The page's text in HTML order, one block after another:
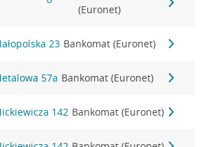
(Euronet)
23 Bankomat (Euronet)
57a Bankomat (Euronet)
142 Bankomat (Euronet)